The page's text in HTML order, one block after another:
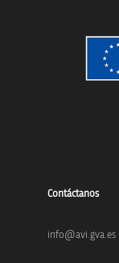
Contáctanos
info@avi.gva.es